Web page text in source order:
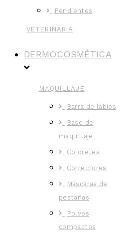
Pendientes
VETERINARIA
DERMOCOSMÉTICA
MAQUILLAJE
Barra de labios
Base de
maquillaje
Coloretes
Correctores
Máscaras de
pestañas
Polvos
compactos